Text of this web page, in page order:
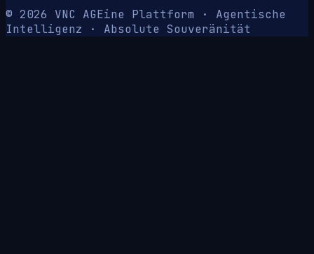
© 2026 VNC AGEine Plattform · Agentische
Intelligenz · Absolute Souveränität